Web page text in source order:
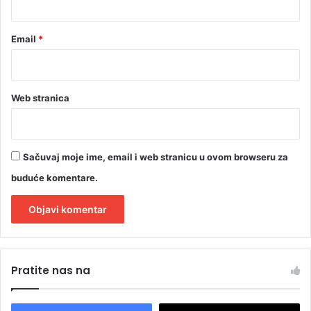
Email *
Web stranica
Sačuvaj moje ime, email i web stranicu u ovom browseru za
buduće komentare.
tPratite nas na